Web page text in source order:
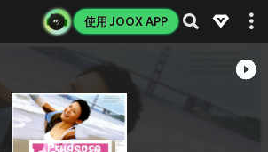
使用 JOOX APP